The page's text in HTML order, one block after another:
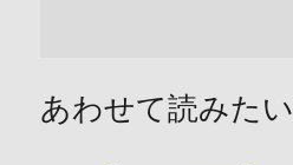
あわせて読みたい